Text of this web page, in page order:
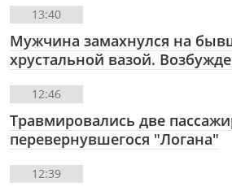
13:40
Мужчина замахнулся на
хрустальной вазой.
12:46
Травмировались две
перевернувшегося "Логана"
12:39